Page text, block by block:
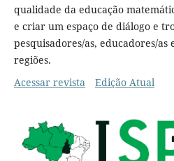
qualidade da educação
e criar um espaço de diálogo e
pesquisadores/as, educadores/
regiões.
Acessar revista
Edição Atual